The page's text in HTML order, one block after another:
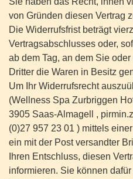
von Gründen diesen Vertrag
Die Widerrufsfrist beträgt
Vertragsabschlusses oder,
ab dem Tag, an dem Sie
Dritter die Waren in Besitz
Um Ihr Widerrufsrecht
(Wellness Spa Zurbriggen
3905 Saas-Almagell ,
(0)27 957 23 01 ) mittels
ein mit der Post versandter
Ihren Entschluss, diesen
informieren. Sie können